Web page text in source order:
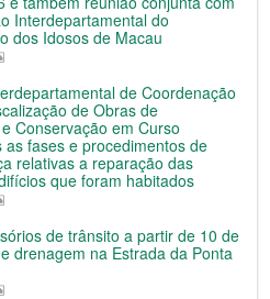
Interdepartamental do
dos Idosos de Macau
de Coordenação
de Obras de
Conservação em Curso
fases e procedimentos de
relativas a reparação das
que foram habitados
de trânsito a partir de 10 de
drenagem na Estrada da Ponta